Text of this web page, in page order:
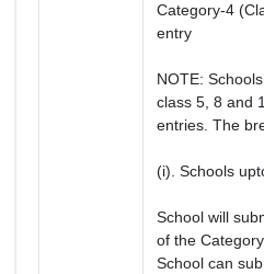
Category-4
entry
NOTE:
class 5, 8 and
entries. The
(i). Schools
School will
of the
School can